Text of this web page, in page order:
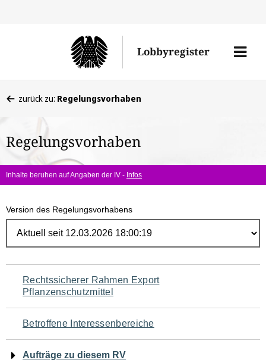
Lobbyregister
Menü
befinden
hier:
zurück zu: Regelungsvorhaben
Regelungsvorhaben
Inhalte beruhen auf Angaben der IV - Infos
Version des Regelungsvorhabens
Navigation
für
den
Seiteninhalt
Rechtssicherer Rahmen Export
Pflanzenschutzmittel
Betroffene Interessenbereiche
Aufträge zu diesem RV